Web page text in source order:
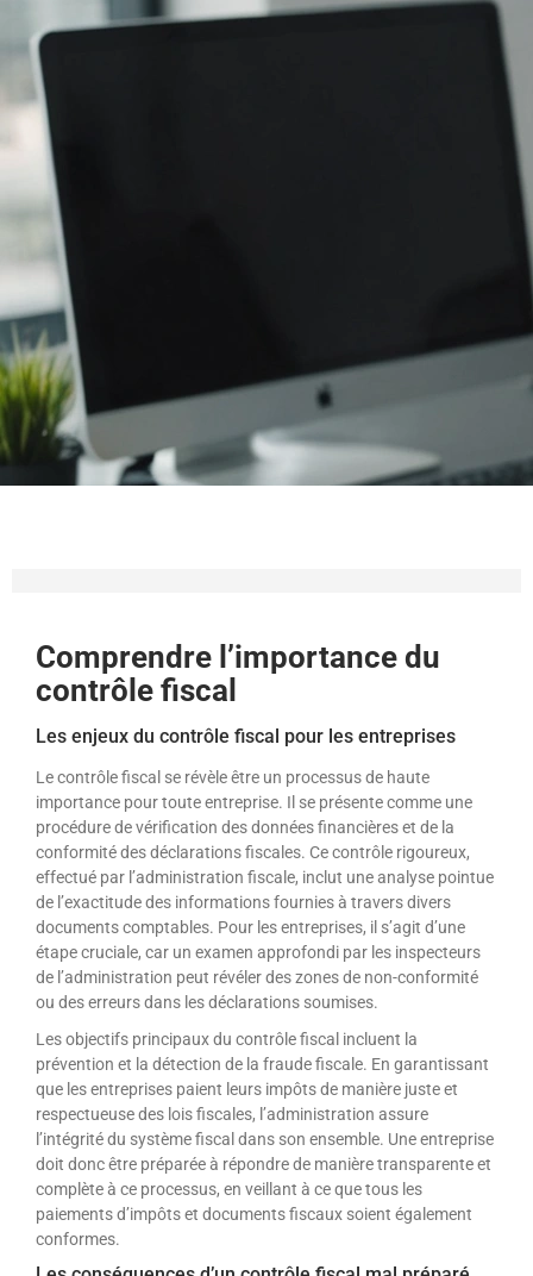
Comprendre l’importance du
contrôle fiscal
Les enjeux du contrôle fiscal pour les entreprises
Le contrôle fiscal se révèle être un processus de haute
importance pour toute entreprise. Il se présente comme une
procédure de vérification des données financières et de la
conformité des déclarations fiscales. Ce contrôle rigoureux,
effectué par l’administration fiscale, inclut une analyse pointue
de l’exactitude des informations fournies à travers divers
documents comptables. Pour les entreprises, il s’agit d’une
étape cruciale, car un examen approfondi par les inspecteurs
de l’administration peut révéler des zones de non-conformité
ou des erreurs dans les déclarations soumises.
Les objectifs principaux du contrôle fiscal incluent la
prévention et la détection de la fraude fiscale. En garantissant
que les entreprises paient leurs impôts de manière juste et
respectueuse des lois fiscales, l’administration assure
l’intégrité du système fiscal dans son ensemble. Une entreprise
doit donc être préparée à répondre de manière transparente et
complète à ce processus, en veillant à ce que tous les
paiements d’impôts et documents fiscaux soient également
conformes.